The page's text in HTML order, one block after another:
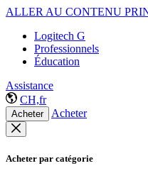
ALLER AU CONTENU
Logitech G
Professionnels
Éducation
Assistance
CH,fr
Acheter Acheter
Acheter par catégorie